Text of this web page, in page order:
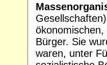
Bürger. Sie
waren, unter